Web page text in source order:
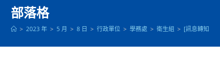
部落格
> 2023 年 > 5 月 > 8 日 > 行政單位 > 學務處 > 衛生組 > [訊息轉知]行